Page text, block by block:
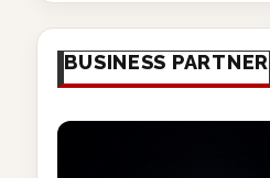
BUSINESS PARTNER